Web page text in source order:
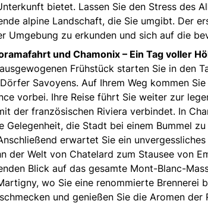
bietet. Lassen Sie den Stress des
alpine Landschaft, die Sie umgibt. Der
Umgebung zu erkunden und sich auf die
und Chamonix – Ein Tag voller
Frühstück starten Sie in den
Savoyens. Auf Ihrem Weg kommen
vorbei. Ihre Reise führt Sie weiter zur
der französischen Riviera verbindet. In
Gelegenheit, die Stadt bei einem Bummel
erwartet Sie ein
der Welt von Chatelard zum Stausee von
Blick auf das gesamte Mont-Blanc-
wo Sie eine renommierte Brennerei
und genießen Sie die Aromen der